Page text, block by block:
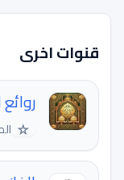
قنوات اخرى
☆